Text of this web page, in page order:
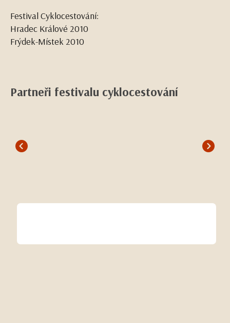
Festival Cyklocestování:
Hradec Králové 2010
Frýdek-Místek 2010
Partneři festivalu cyklocestování